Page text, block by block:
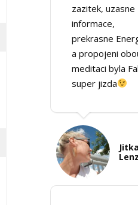
zazitek, uzasne
informace,
prekrasne
a propojeni
meditaci byla
super jizda
Lenz